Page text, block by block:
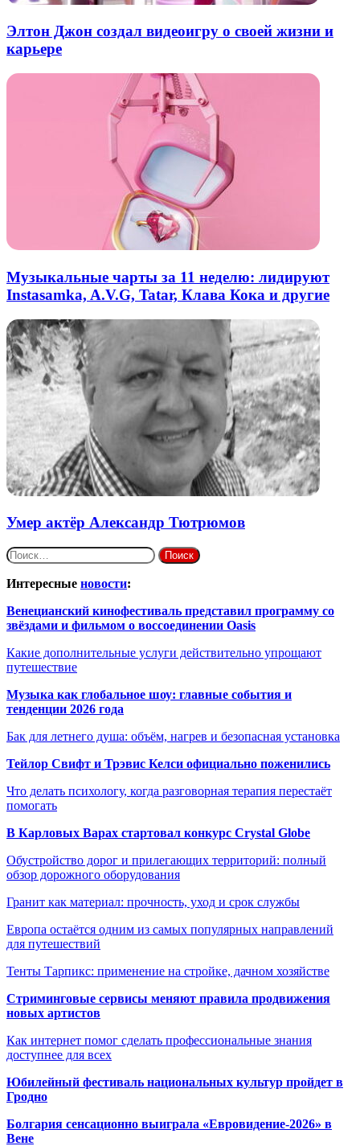
Элтон Джон создал видеоигру о своей жизни и
карьере
Музыкальные чарты за 11 неделю: лидируют
Instasamka, A.V.G, Tatar, Клава Кока и другие
Умер актёр Александр Тютрюмов
Найти:
Интересные новости:
Венецианский кинофестиваль представил программу со
звёздами и фильмом о воссоединении Oasis
Какие дополнительные услуги действительно упрощают
путешествие
Музыка как глобальное шоу: главные события и
тенденции 2026 года
Бак для летнего душа: объём, нагрев и безопасная установка
Тейлор Свифт и Трэвис Келси официально поженились
Что делать психологу, когда разговорная терапия перестаёт
помогать
В Карловых Варах стартовал конкурс Crystal Globe
Обустройство дорог и прилегающих территорий: полный
обзор дорожного оборудования
Гранит как материал: прочность, уход и срок службы
Европа остаётся одним из самых популярных направлений
для путешествий
Тенты Тарпикс: применение на стройке, дачном хозяйстве
Стриминговые сервисы меняют правила продвижения
новых артистов
Как интернет помог сделать профессиональные знания
доступнее для всех
Юбилейный фестиваль национальных культур пройдет в
Гродно
Болгария сенсационно выиграла «Евровидение-2026» в
Вене